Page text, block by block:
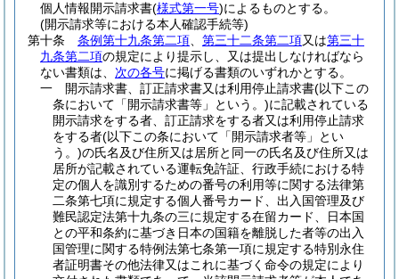
個人情報開示請求書(様式第一号)によるものとする。
(開示請求等における本人確認手続等)
第十条
条例第十九条第二項 第三十二条第二項又は第三十
九条第二項の規定により提示し、又は提出しなければなら
ない書類は、 次の各号に掲げる書類のいずれかとする。
一
開示請求書、訂正請求書又は利用停止請求書(以下この
条において「開示請求書等」という。)に記載されている
開示請求をする者、訂正請求をする者又は利用停止請求
をする者(以下この条において「開示請求者等」とい
う。)の氏名及び住所又は居所と同一の氏名及び住所又は
居所が記載されている運転免許証、行政手続における特
定の個人を識別するための番号の利用等に関する法律第
二条第七項に規定する個人番号カード、出入国管理及び
難民認定法第十九条の三に規定する在留カード、日本国
との平和条約に基づき日本の国籍を離脱した者等の出入
国管理に関する特例法第七条第一項に規定する特別永住
者証明書その他法律又はこれに基づく命令の規定により